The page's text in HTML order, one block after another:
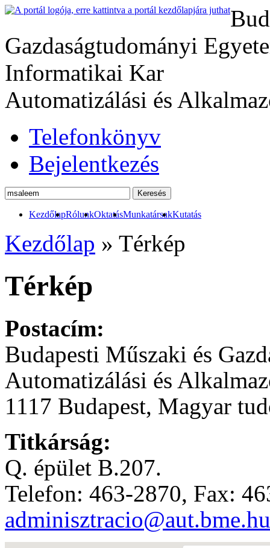
Gazdaságtudományi
Informatikai Kar
Automatizálási és
Telefonkönyv
Bejelentkezés
KezdőlapRólunkOktatásMunkatársakKutatás
Kezdőlap » Térkép
Térkép
Postacím:
Budapesti Műszaki és
Automatizálási és
1117 Budapest, Magyar
Titkárság:
Q. épület B.207.
Telefon: 463-2870, Fax:
adminisztracio@aut.bme.hu